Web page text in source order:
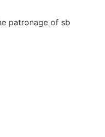
patronage of sb